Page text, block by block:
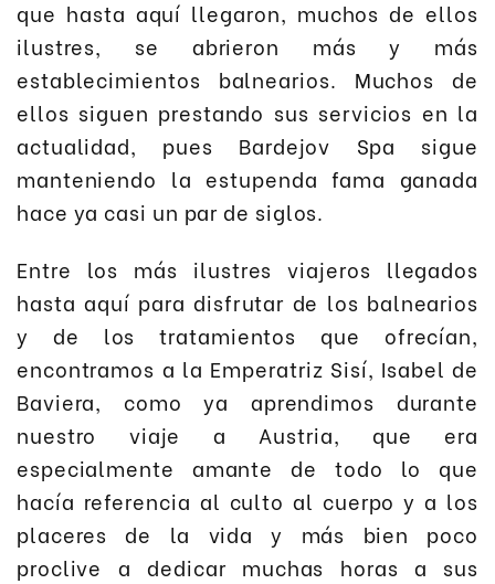
que hasta aquí llegaron, muchos de ellos
ilustres, se abrieron más y más
establecimientos balnearios. Muchos de
ellos siguen prestando sus servicios en la
actualidad, pues Bardejov Spa sigue
manteniendo la estupenda fama ganada
hace ya casi un par de siglos.
Entre los más ilustres viajeros llegados
hasta aquí para disfrutar de los balnearios
y de los tratamientos que ofrecían,
encontramos a la Emperatriz Sisí, Isabel de
Baviera, como ya aprendimos durante
nuestro viaje a Austria, que era
especialmente amante de todo lo que
hacía referencia al culto al cuerpo y a los
placeres de la vida y más bien poco
proclive a dedicar muchas horas a sus